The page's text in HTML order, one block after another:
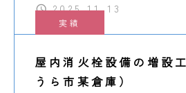
2025.11.13
実績
屋内消火栓設備の増設
うら市某倉庫）